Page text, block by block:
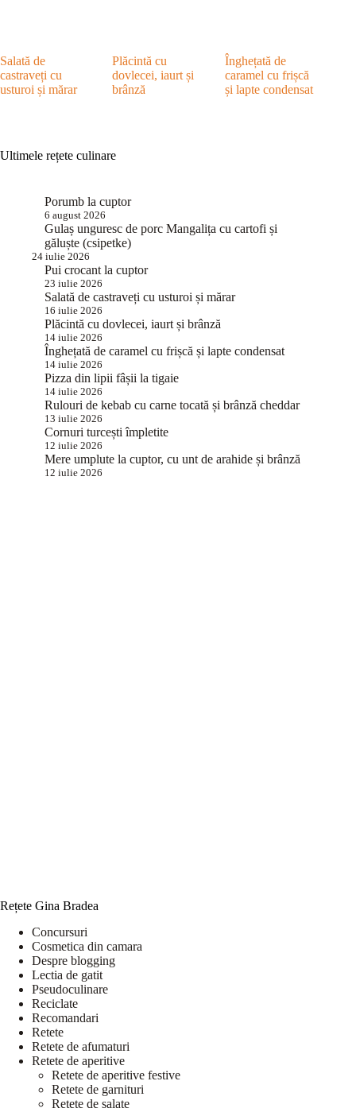
Salată de
castraveți cu
usturoi și mărar
Plăcintă cu
dovlecei, iaurt și
brânză
Înghețată de
caramel cu frișcă
și lapte condensat
Ultimele rețete culinare
Porumb la cuptor
6 august 2026
Gulaș unguresc de porc Mangalița cu cartofi și
găluște (csipetke)
24 iulie 2026
Pui crocant la cuptor
23 iulie 2026
Salată de castraveți cu usturoi și mărar
16 iulie 2026
Plăcintă cu dovlecei, iaurt și brânză
14 iulie 2026
Înghețată de caramel cu frișcă și lapte condensat
14 iulie 2026
Pizza din lipii fâșii la tigaie
14 iulie 2026
Rulouri de kebab cu carne tocată și brânză cheddar
13 iulie 2026
Cornuri turcești împletite
12 iulie 2026
Mere umplute la cuptor, cu unt de arahide și brânză
12 iulie 2026
Rețete Gina Bradea
Concursuri
Cosmetica din camara
Despre blogging
Lectia de gatit
Pseudoculinare
Reciclate
Recomandari
Retete
Retete de afumaturi
Retete de aperitive
Retete de aperitive festive
Retete de garnituri
Retete de salate